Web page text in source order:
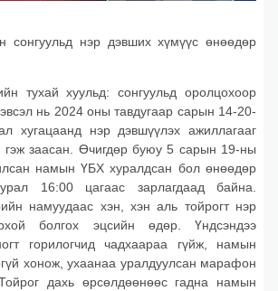
нэр дэвших хүмүүс өнөөдөр
тухай хуульд: сонгуульд оролцохоор
нь 2024 оны тавдугаар сарын 14-20-
хугацаанд нэр дэвшүүлэх ажиллагааг
гэж заасан. Өчигдөр буюу 5 сарын 19-ны
намын ҮБХ хуралдсан бол өнөөдөр
16:00 цагаас зарлагдаад байна.
намуудаас хэн, хэн аль тойрогт нэр
болгох эцсийн өдөр. Үндсэндээ
горилогчид чадхаараа гүйж, намын
хонож, ухаанаа уралдуулсан марафон
дахь өрсөлдөөнөөс гадна намын